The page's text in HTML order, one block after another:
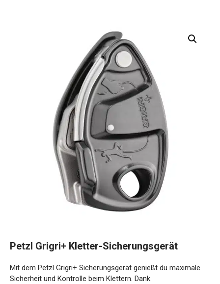
Petzl Grigri+ Kletter-Sicherungsgerät
Mit dem Petzl Grigri+ Sicherungsgerät genießt du maximale
Sicherheit und Kontrolle beim Klettern. Dank